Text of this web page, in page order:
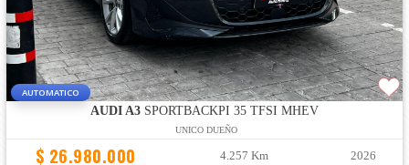
AUTOMATICO
AUDI A3SPORTBACKPI 35 TFSI MHEV
UNICO DUEÑO
$ 26.980.000 4.257 Km 2026